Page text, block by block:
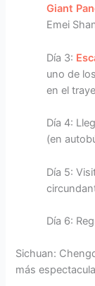
Giant
Emei
Día 3:
uno de
en el
Día 4:
(en
Día 5:
Día 6:
Sichuan:
más